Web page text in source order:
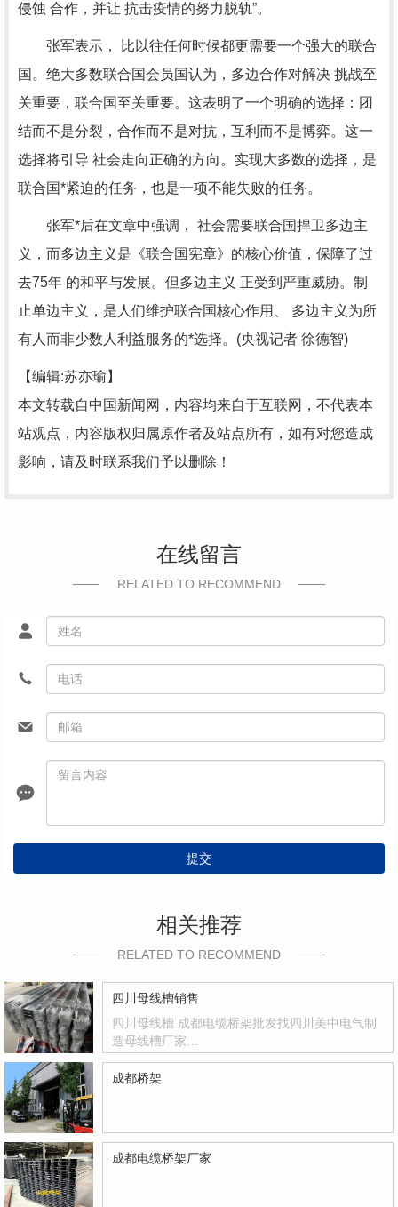
侵蚀 合作，并让 抗击疫情的努力脱轨”。
张军表示， 比以往任何时候都更需要一个强大的联合
国。绝大多数联合国会员国认为，多边合作对解决 挑战至
关重要，联合国至关重要。这表明了一个明确的选择：团
结而不是分裂，合作而不是对抗，互利而不是博弈。这一
选择将引导 社会走向正确的方向。实现大多数的选择，是
联合国*紧迫的任务，也是一项不能失败的任务。
张军*后在文章中强调， 社会需要联合国捍卫多边主
义，而多边主义是《联合国宪章》的核心价值，保障了过
去75年 的和平与发展。但多边主义 正受到严重威胁。制
止单边主义，是人们维护联合国核心作用、 多边主义为所
有人而非少数人利益服务的*选择。(央视记者 徐德智)
【编辑:苏亦瑜】
本文转载自中国新闻网，内容均来自于互联网，不代表本
站观点，内容版权归属原作者及站点所有，如有对您造成
影响，请及时联系我们予以删除！
在线留言
RELATED TO RECOMMEND
提交
相关推荐
RELATED TO RECOMMEND
四川母线槽销售
四川母线槽 成都电缆桥架批发找四川美中电气制
造母线槽厂家…
成都桥架
成都电缆桥架厂家